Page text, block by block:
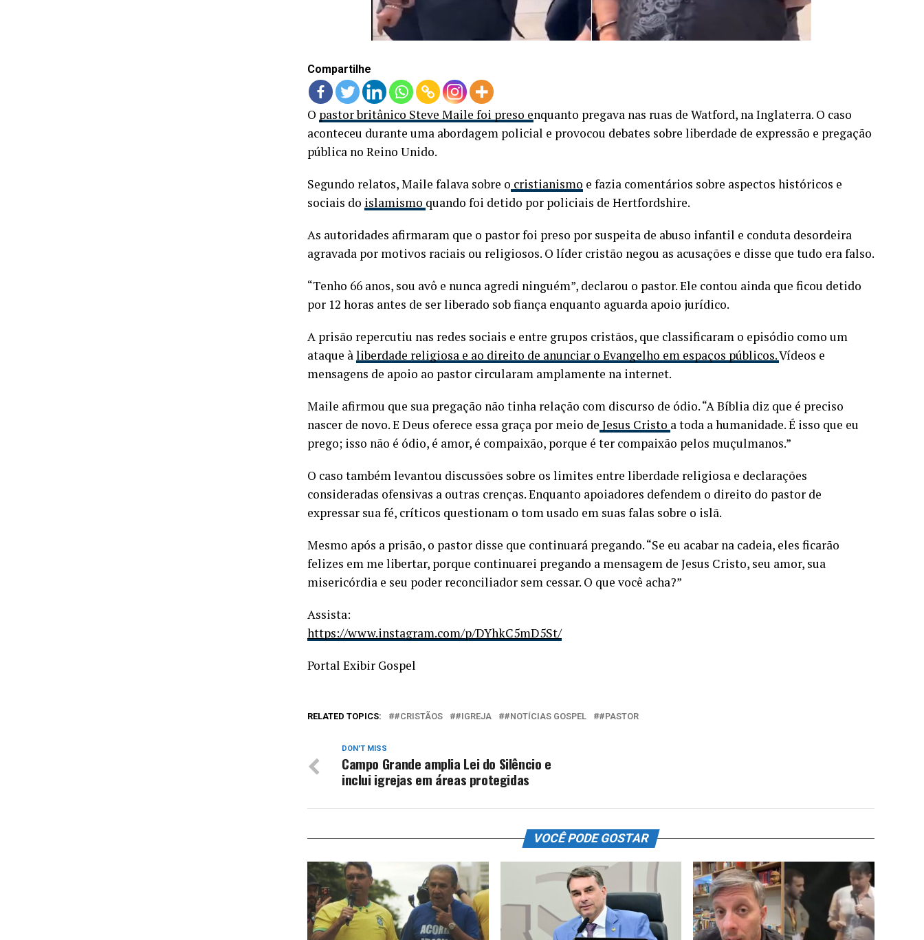
Compartilhe
O pastor britânico Steve Maile foi preso enquanto pregava nas ruas de Watford, na Inglaterra. O caso
aconteceu durante uma abordagem policial e provocou debates sobre liberdade de expressão e pregação
pública no Reino Unido.
Segundo relatos, Maile falava sobre o cristianismo e fazia comentários sobre aspectos históricos e
sociais do islamismo quando foi detido por policiais de Hertfordshire.
As autoridades afirmaram que o pastor foi preso por suspeita de abuso infantil e conduta desordeira
agravada por motivos raciais ou religiosos. O líder cristão negou as acusações e disse que tudo era falso.
“Tenho 66 anos, sou avô e nunca agredi ninguém”, declarou o pastor. Ele contou ainda que ficou detido
por 12 horas antes de ser liberado sob fiança enquanto aguarda apoio jurídico.
A prisão repercutiu nas redes sociais e entre grupos cristãos, que classificaram o episódio como um
ataque àliberdade religiosa e ao direito de anunciar o Evangelho em espaços públicos.Vídeos e
mensagens de apoio ao pastor circularam amplamente na internet.
Maile afirmou que sua pregação não tinha relação com discurso de ódio. “A Bíblia diz que é preciso
nascer de novo. E Deus oferece essa graça por meio de Jesus Cristo a toda a humanidade. É isso que eu
prego; isso não é ódio, é amor, é compaixão, porque é ter compaixão pelos muçulmanos.”
O caso também levantou discussões sobre os limites entre liberdade religiosa e declarações
consideradas ofensivas a outras crenças. Enquanto apoiadores defendem o direito do pastor de
expressar sua fé, críticos questionam o tom usado em suas falas sobre o islã.
Mesmo após a prisão, o pastor disse que continuará pregando. “Se eu acabar na cadeia, eles ficarão
felizes em me libertar, porque continuarei pregando a mensagem de Jesus Cristo, seu amor, sua
misericórdia e seu poder reconciliador sem cessar. O que você acha?”
Assista:
https://www.instagram.com/p/DYhkC5mD5St/
Portal Exibir Gospel
RELATED TOPICS: #CRISTÃOS #IGREJA #NOTÍCIAS GOSPEL #PASTOR
DON'T MISS
Campo Grande amplia Lei do Silêncio e
inclui igrejas em áreas protegidas
VOCÊ PODE GOSTAR